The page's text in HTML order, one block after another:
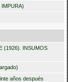
IMPURA)
(1926). INSUMOS
años después